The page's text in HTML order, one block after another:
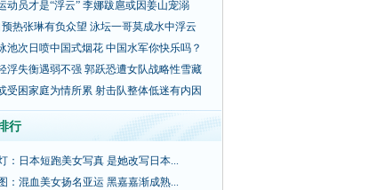
动员才是“浮云” 李娜跋扈或因姜山宠溺
预热张琳有负众望 泳坛一哥莫成水中浮云
池次日喷中国式烟花 中国水军你快乐吗？
浮失衡遇弱不强 郭跃恐遭女队战略性雪藏
受困家庭为情所累 射击队整体低迷有内因
行
：日本短跑美女写真 是她改写日本...
：混血美女扬名亚运 黑嘉嘉渐成熟...